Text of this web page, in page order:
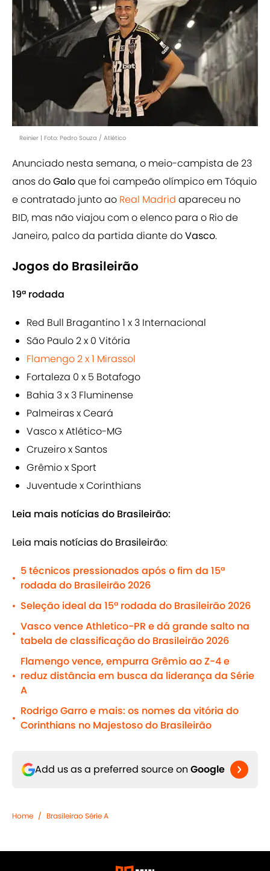
Reinier | Foto: Pedro Souza / Atlético
Anunciado nesta semana, o meio-campista de 23
anos doGaloque foi campeão olímpico em Tóquio
e contratado junto ao Real Madrid apareceu no
BID, mas não viajou com o elenco para o Rio de
Janeiro, palco da partida diante doVasco.
Jogos do Brasileirão
19ª rodada
Red Bull Bragantino 1 x 3 Internacional
São Paulo 2 x 0 Vitória
Flamengo 2 x 1 Mirassol
Fortaleza 0 x 5 Botafogo
Bahia 3 x 3 Fluminense
Palmeiras x Ceará
Vasco x Atlético-MG
Cruzeiro x Santos
Grêmio x Sport
Juventude x Corinthians
Leia mais notícias do Brasileirão:
Leia mais notícias do Brasileirão:
•
5 técnicos pressionados após o fim da 15ª
rodada do Brasileirão 2026
• Seleção ideal da 15ª rodada do Brasileirão 2026
•
Vasco vence Athletico-PR e dá grande salto na
tabela de classificação do Brasileirão 2026
•
Flamengo vence, empurra Grêmio ao Z-4 e
reduz distância em busca da liderança da Série
A
•
Rodrigo Garro e mais: os nomes da vitória do
Corinthians no Majestoso do Brasileirão
Add us as a preferred source on Google
Home / Brasileirao Série A